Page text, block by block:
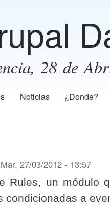
28 de
Noticias ¿Donde?
27/03/2012 - 13:57
Rules, un módulo
condicionadas a